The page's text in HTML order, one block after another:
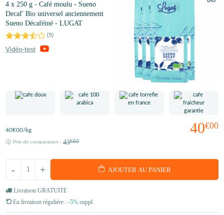
4 x 250 g - Café moulu - Sueno
Decaf' Bio universel anciennement
Sueno Décaféiné - LUGAT
(5)
40€00
40€00/kg
Prix de comparaison : 43€60
+
- AJOUTER AU PANIER
Livraison GRATUITE
En livraison régulière : -5% suppl.